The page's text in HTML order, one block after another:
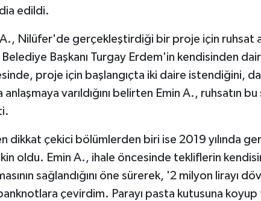
edildi.
Nilüfer'de gerçekleştirdiği bir proje için ruhsat
Başkanı Turgay Erdem'in kendisinden
proje için başlangıçta iki daire istendiğini,
anlaşmaya varıldığını belirten Emin A., ruhsatın
dikkat çekici bölümlerden biri ise 2019 yılında
oldu. Emin A., ihale öncesinde tekliflerin
sağlandığını öne sürerek, '2 milyon lirayı
çevirdim. Parayı pasta kutusuna